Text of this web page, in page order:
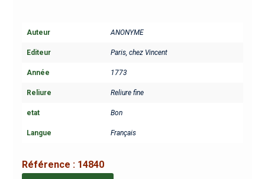
Auteur ANONYME
Editeur Paris, chez Vincent
Année 1773
Reliure Reliure fine
etat Bon
Langue Français
Référence : 14840